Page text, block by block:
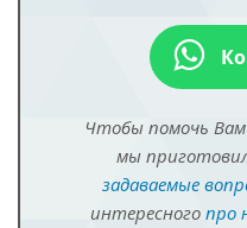
Чтобы помочь
мы
задаваемые
интересного про